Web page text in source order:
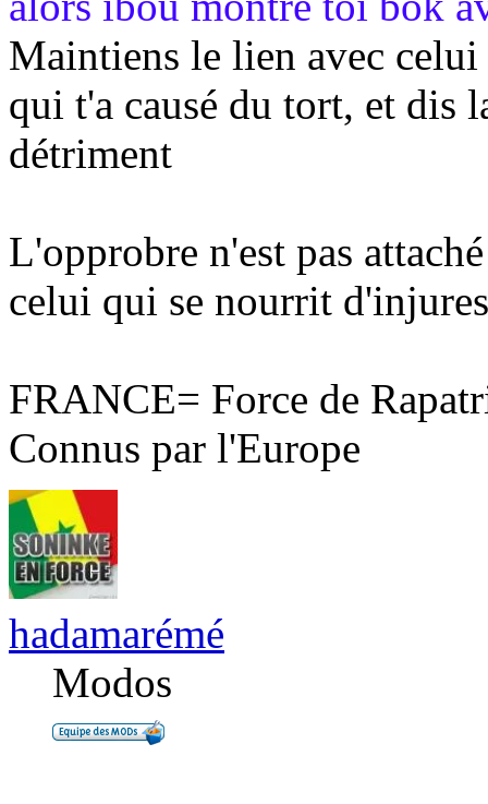
Maintiens le lien avec
qui t'a causé du tort, et dis
détriment
L'opprobre n'est pas
celui qui se nourrit
FRANCE= Force de
Connus par l'Europe
hadamarémé
Modos